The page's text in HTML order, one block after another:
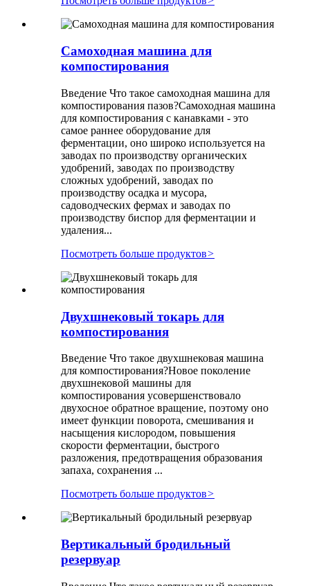
Самоходная машина для
компостирования
Введение Что такое самоходная машина для
компостирования пазов?Самоходная машина
для компостирования с канавками - это
самое раннее оборудование для
ферментации, оно широко используется на
заводах по производству органических
удобрений, заводах по производству
сложных удобрений, заводах по
производству осадка и мусора,
садоводческих фермах и заводах по
производству биспор для ферментации и
удаления...
Посмотреть больше продуктов>
Двухшнековый токарь для
компостирования
Введение Что такое двухшнековая машина
для компостирования?Новое поколение
двухшнековой машины для
компостирования усовершенствовало
двухосное обратное вращение, поэтому оно
имеет функции поворота, смешивания и
насыщения кислородом, повышения
скорости ферментации, быстрого
разложения, предотвращения образования
запаха, сохранения ...
Посмотреть больше продуктов>
Вертикальный бродильный
резервуар